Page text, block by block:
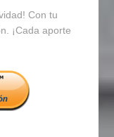
Con tu
¡Cada aporte